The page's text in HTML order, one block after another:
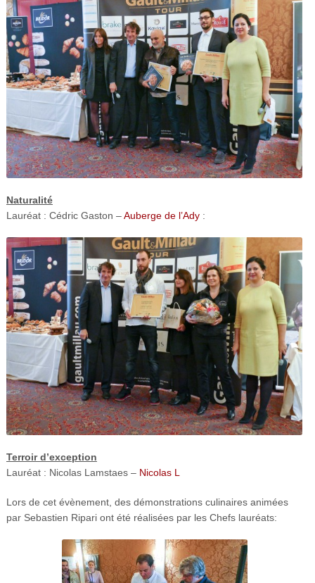
Naturalité
Lauréat : Cédric Gaston –Auberge de l’Ady:
Terroir d’exception
Lauréat : Nicolas Lamstaes – Nicolas L
Lors de cet évènement, des démonstrations culinaires animées
par Sebastien Ripari ont été réalisées par les Chefs lauréats: